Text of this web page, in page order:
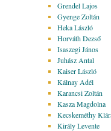
Grendel Lajos
Gyenge Zoltán
Heka László
Horváth Dezső
Isaszegi János
Juhász Antal
Kaiser László
Kálnay Adél
Karancsi Zoltán
Kasza Magdolna
Kecskeméthy
Király Levente